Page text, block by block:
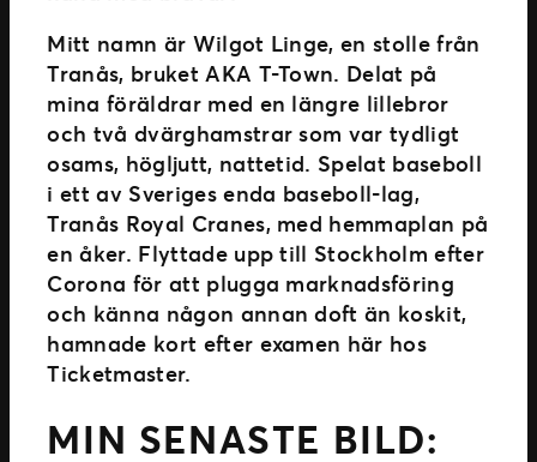
Mitt namn är Wilgot Linge, en stolle från
Tranås, bruket AKA T-Town. Delat på
mina föräldrar med en längre lillebror
och två dvärghamstrar som var tydligt
osams, högljutt, nattetid. Spelat baseboll
i ett av Sveriges enda baseboll-lag,
Tranås Royal Cranes, med hemmaplan på
en åker. Flyttade upp till Stockholm efter
Corona för att plugga marknadsföring
och känna någon annan doft än koskit,
hamnade kort efter examen här hos
Ticketmaster.
MIN SENASTE BILD: